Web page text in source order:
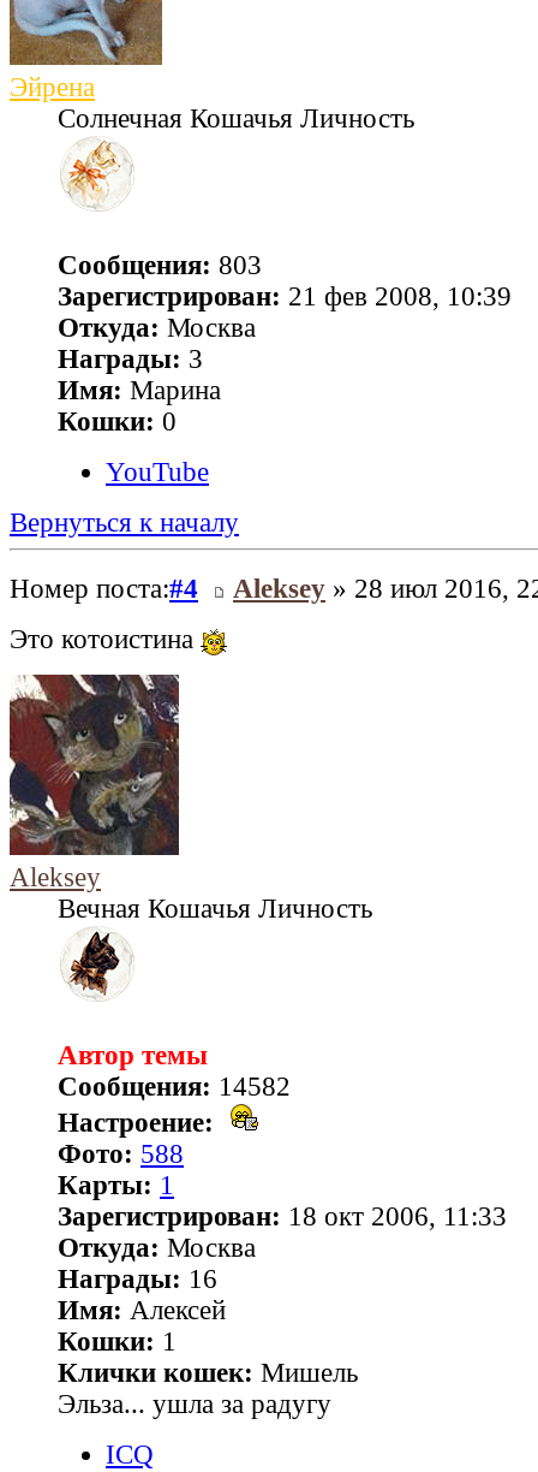
Эйрена
Солнечная Кошачья Личность
Сообщения: 803
Зарегистрирован: 21 фев 2008, 10:39
Откуда: Москва
Награды: 3
Имя: Марина
Кошки: 0
YouTube
Вернуться к началу
Номер поста:#4 Aleksey » 28 июл 2016,
Это котоистина
Aleksey
Вечная Кошачья Личность
Автор темы
Сообщения: 14582
Настроение:
Фото: 588
Карты: 1
Зарегистрирован: 18 окт 2006, 11:33
Откуда: Москва
Награды: 16
Имя: Алексей
Кошки: 1
Клички кошек: Мишель
Эльза... ушла за радугу
ICQ